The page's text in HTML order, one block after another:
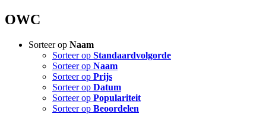
OWC
Sorteer op Naam
Sorteer op Standaardvolgorde
Sorteer op Naam
Sorteer op Prijs
Sorteer op Datum
Sorteer op Populariteit
Sorteer op Beoordelen